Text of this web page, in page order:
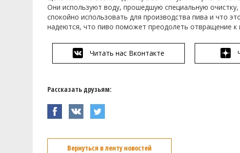
Они используют воду, прошедшую специальную
спокойно использовать для производства пива и что
надеются, что пиво поможет преодолеть отвращение к
Читать нас Вконтакте
Рассказать друзьям:
Вернуться в ленту новостей